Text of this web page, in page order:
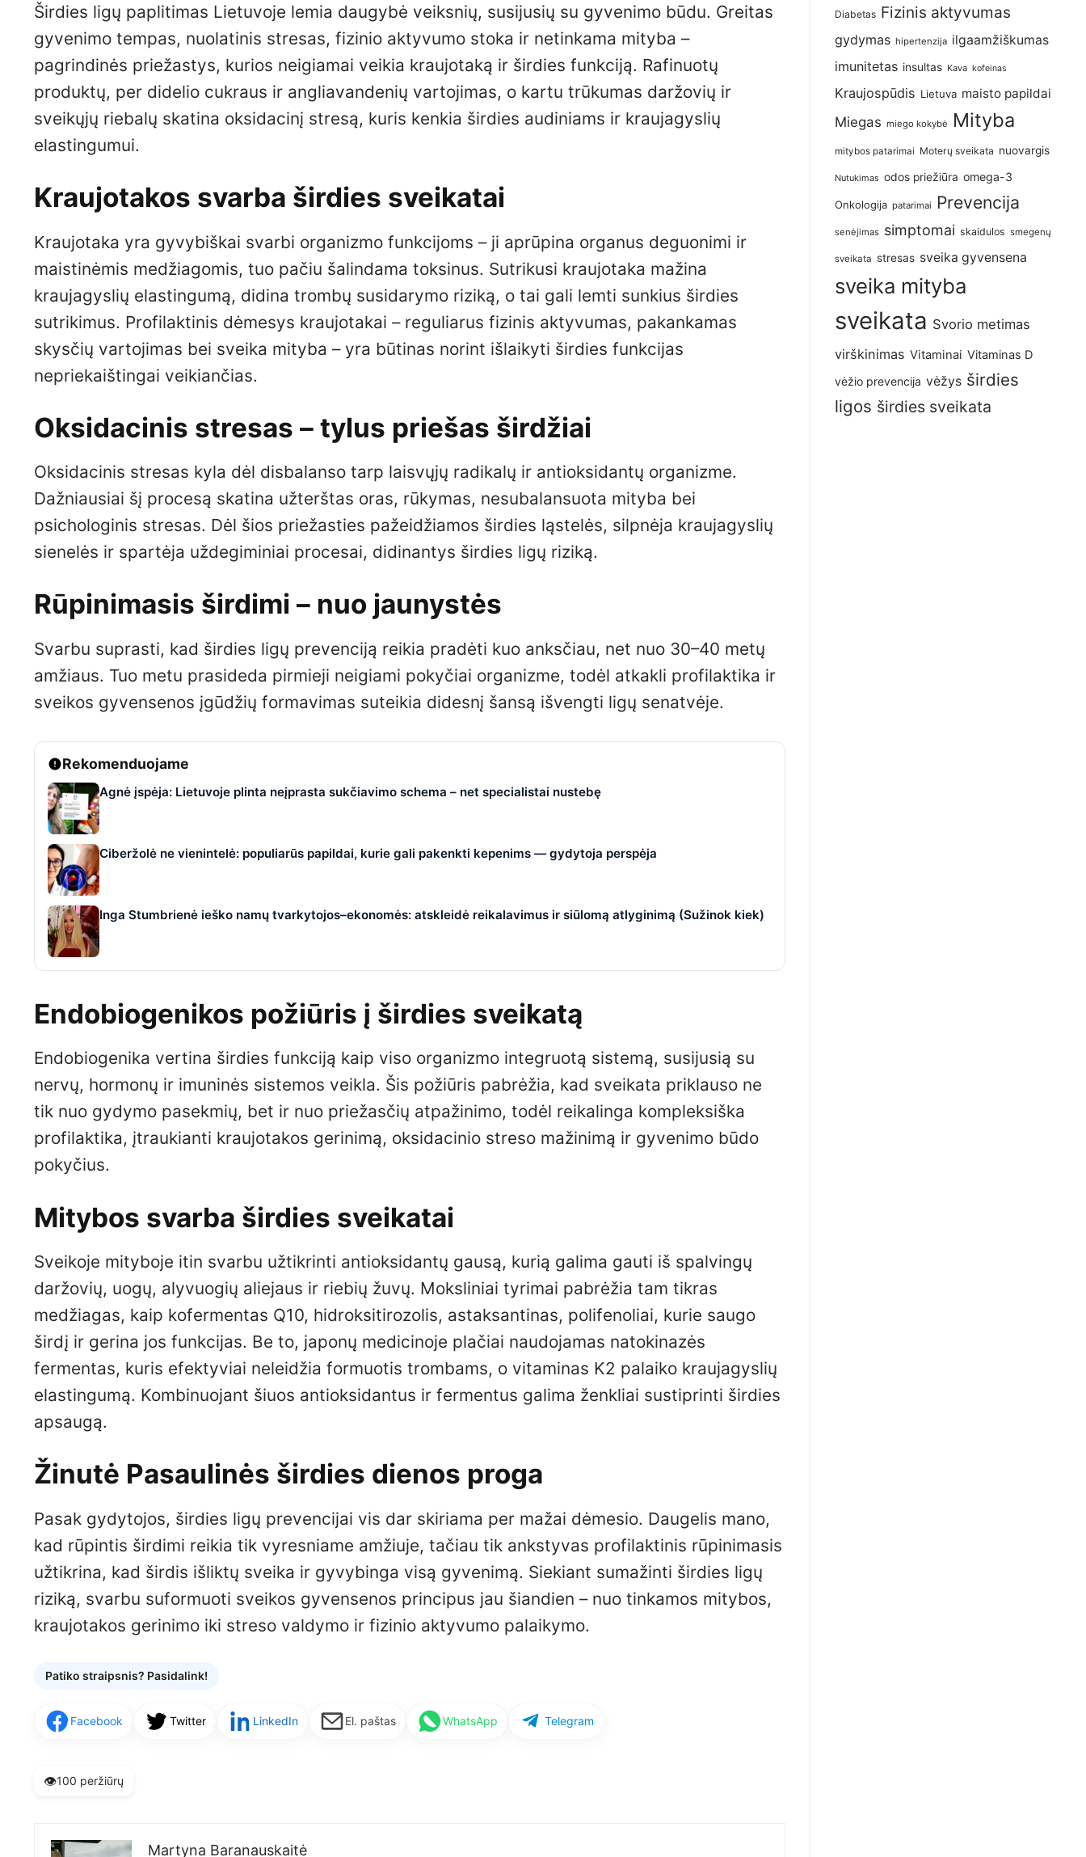
Širdies ligų paplitimas Lietuvoje lemia daugybė veiksnių, susijusių su gyvenimo būdu. Greitas
gyvenimo tempas, nuolatinis stresas, fizinio aktyvumo stoka ir netinkama mityba –
pagrindinės priežastys, kurios neigiamai veikia kraujotaką ir širdies funkciją. Rafinuotų
produktų, per didelio cukraus ir angliavandenių vartojimas, o kartu trūkumas daržovių ir
sveikųjų riebalų skatina oksidacinį stresą, kuris kenkia širdies audiniams ir kraujagyslių
elastingumui.
Kraujotakos svarba širdies sveikatai
Kraujotaka yra gyvybiškai svarbi organizmo funkcijoms – ji aprūpina organus deguonimi ir
maistinėmis medžiagomis, tuo pačiu šalindama toksinus. Sutrikusi kraujotaka mažina
kraujagyslių elastingumą, didina trombų susidarymo riziką, o tai gali lemti sunkius širdies
sutrikimus. Profilaktinis dėmesys kraujotakai – reguliarus fizinis aktyvumas, pakankamas
skysčių vartojimas bei sveika mityba – yra būtinas norint išlaikyti širdies funkcijas
nepriekaištingai veikiančias.
Oksidacinis stresas – tylus priešas širdžiai
Oksidacinis stresas kyla dėl disbalanso tarp laisvųjų radikalų ir antioksidantų organizme.
Dažniausiai šį procesą skatina užterštas oras, rūkymas, nesubalansuota mityba bei
psichologinis stresas. Dėl šios priežasties pažeidžiamos širdies ląstelės, silpnėja kraujagyslių
sienelės ir spartėja uždegiminiai procesai, didinantys širdies ligų riziką.
Rūpinimasis širdimi – nuo jaunystės
Svarbu suprasti, kad širdies ligų prevenciją reikia pradėti kuo anksčiau, net nuo 30–40 metų
amžiaus. Tuo metu prasideda pirmieji neigiami pokyčiai organizme, todėl atkakli profilaktika ir
sveikos gyvensenos įgūdžių formavimas suteikia didesnį šansą išvengti ligų senatvėje.
Rekomenduojame
Agnė įspėja: Lietuvoje plinta neįprasta sukčiavimo schema – net specialistai nustebę
Ciberžolė ne vienintelė: populiarūs papildai, kurie gali pakenkti kepenims — gydytoja perspėja
Inga Stumbrienė ieško namų tvarkytojos–ekonomės: atskleidė reikalavimus ir siūlomą atlyginimą (Sužinok kiek)
Endobiogenikos požiūris į širdies sveikatą
Endobiogenika vertina širdies funkciją kaip viso organizmo integruotą sistemą, susijusią su
nervų, hormonų ir imuninės sistemos veikla. Šis požiūris pabrėžia, kad sveikata priklauso ne
tik nuo gydymo pasekmių, bet ir nuo priežasčių atpažinimo, todėl reikalinga kompleksiška
profilaktika, įtraukianti kraujotakos gerinimą, oksidacinio streso mažinimą ir gyvenimo būdo
pokyčius.
Mitybos svarba širdies sveikatai
Sveikoje mityboje itin svarbu užtikrinti antioksidantų gausą, kurią galima gauti iš spalvingų
daržovių, uogų, alyvuogių aliejaus ir riebių žuvų. Moksliniai tyrimai pabrėžia tam tikras
medžiagas, kaip kofermentas Q10, hidroksitirozolis, astaksantinas, polifenoliai, kurie saugo
širdį ir gerina jos funkcijas. Be to, japonų medicinoje plačiai naudojamas natokinazės
fermentas, kuris efektyviai neleidžia formuotis trombams, o vitaminas K2 palaiko kraujagyslių
elastingumą. Kombinuojant šiuos antioksidantus ir fermentus galima ženkliai sustiprinti širdies
apsaugą.
Žinutė Pasaulinės širdies dienos proga
Pasak gydytojos, širdies ligų prevencijai vis dar skiriama per mažai dėmesio. Daugelis mano,
kad rūpintis širdimi reikia tik vyresniame amžiuje, tačiau tik ankstyvas profilaktinis rūpinimasis
užtikrina, kad širdis išliktų sveika ir gyvybinga visą gyvenimą. Siekiant sumažinti širdies ligų
riziką, svarbu suformuoti sveikos gyvensenos principus jau šiandien – nuo tinkamos mitybos,
kraujotakos gerinimo iki streso valdymo ir fizinio aktyvumo palaikymo.
Patiko straipsnis? Pasidalink!
Facebook Twitter LinkedIn El. paštas WhatsApp Telegram
👁️100 peržiūrų
Martyna Baranauskaitė
Diabetas Fizinis aktyvumas
gydymas hipertenzija ilgaamžiškumas
imunitetas insultas Kava kofeinas
Kraujospūdis Lietuva maisto papildai
Miegas miego kokybė Mityba
mitybos patarimai Moterų sveikata nuovargis
Nutukimas odos priežiūra omega-3
Onkologija patarimai Prevencija
senėjimas simptomai skaidulos smegenų
sveikata stresas sveika gyvensena
sveika mityba
sveikata Svorio metimas
virškinimas Vitaminai Vitaminas D
vėžio prevencija vėžys širdies
ligos širdies sveikata